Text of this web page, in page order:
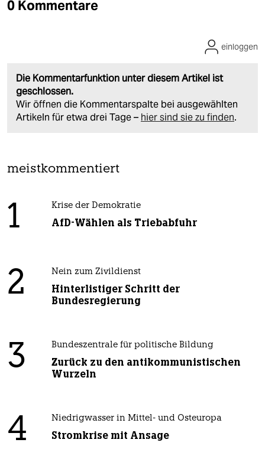
0 Kommentare
Die Kommentarfunktion unter diesem Artikel ist
geschlossen.
Wir öffnen die Kommentarspalte bei ausgewählten
Artikeln für etwa drei Tage – hier sind sie zu finden.
einloggen
meistkommentiert
1 Krise der Demokratie
AfD-Wählen als Triebabfuhr
2 Nein zum Zivildienst
Hinterlistiger Schritt der
Bundesregierung
3 Bundeszentrale für politische Bildung
Zurück zu den antikommunistischen
Wurzeln
4 Niedrigwasser in Mittel- und Osteuropa
Stromkrise mit Ansage